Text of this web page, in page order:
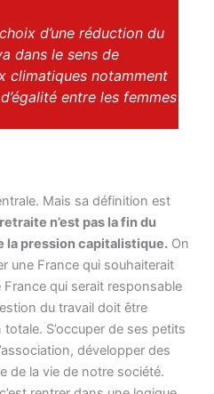
d’une réduction du
dans le sens de
climatiques notamment
entre les femmes
Mais sa définition est
n’est pas la fin du
la pression capitalistique. On
une France qui souhaiterait
qui serait responsable
du travail doit être
S’occuper de ses petits
développer des
de la vie de notre société.